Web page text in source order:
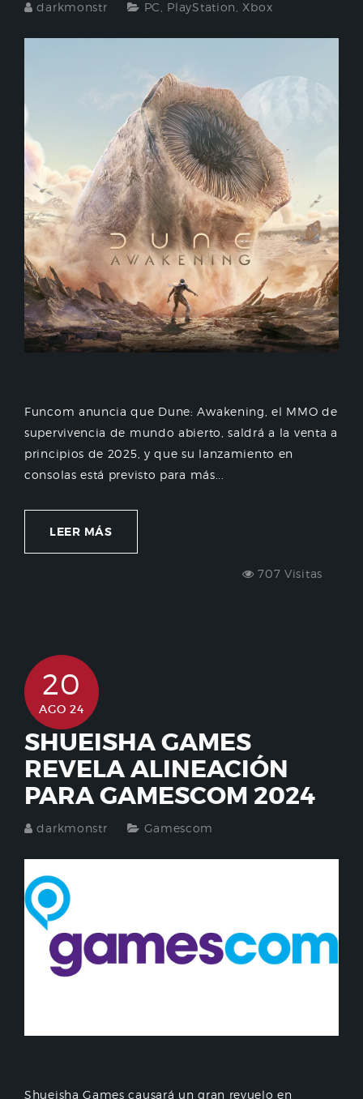
darkmonstr PC PlayStation Xbox
Funcom anuncia que Dune: Awakening, el MMO de
supervivencia de mundo abierto, saldrá a la venta a
principios de 2025, y que su lanzamiento en
consolas está previsto para más...
LEER MÁS
707 Visitas
20
AGO 24
SHUEISHA GAMES
REVELA ALINEACIÓN
PARA GAMESCOM 2024
darkmonstr Gamescom
Shueisha Games causará un gran revuelo en